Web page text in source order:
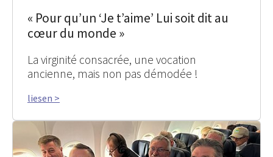
« Pour qu’un ‘Je t’aime’ Lui soit dit au
cœur du monde »
La virginité consacrée, une vocation
ancienne, mais non pas démodée !
liesen >